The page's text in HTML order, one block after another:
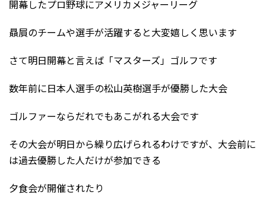
開幕したプロ野球にアメリカメジャーリーグ
贔屓のチームや選手が活躍すると大変嬉しく思います
さて明日開幕と言えば「マスターズ」ゴルフです
数年前に日本人選手の松山英樹選手が優勝した大会
ゴルファーならだれでもあこがれる大会です
その大会が明日から繰り広げられるわけですが、大会前に
は過去優勝した人だけが参加できる
夕食会が開催されたり